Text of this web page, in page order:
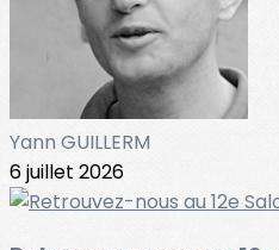
Yann GUILLERM
6 juillet 2026